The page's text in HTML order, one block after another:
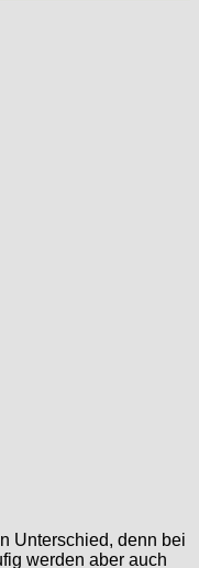
Unterschied, denn bei
werden aber auch